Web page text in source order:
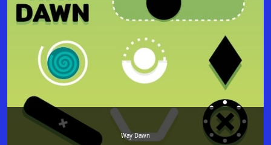
Way Dawn